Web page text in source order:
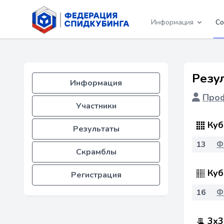
Информация
Информация
Участники
Результаты
Скрамблы
Регистрация
13
16